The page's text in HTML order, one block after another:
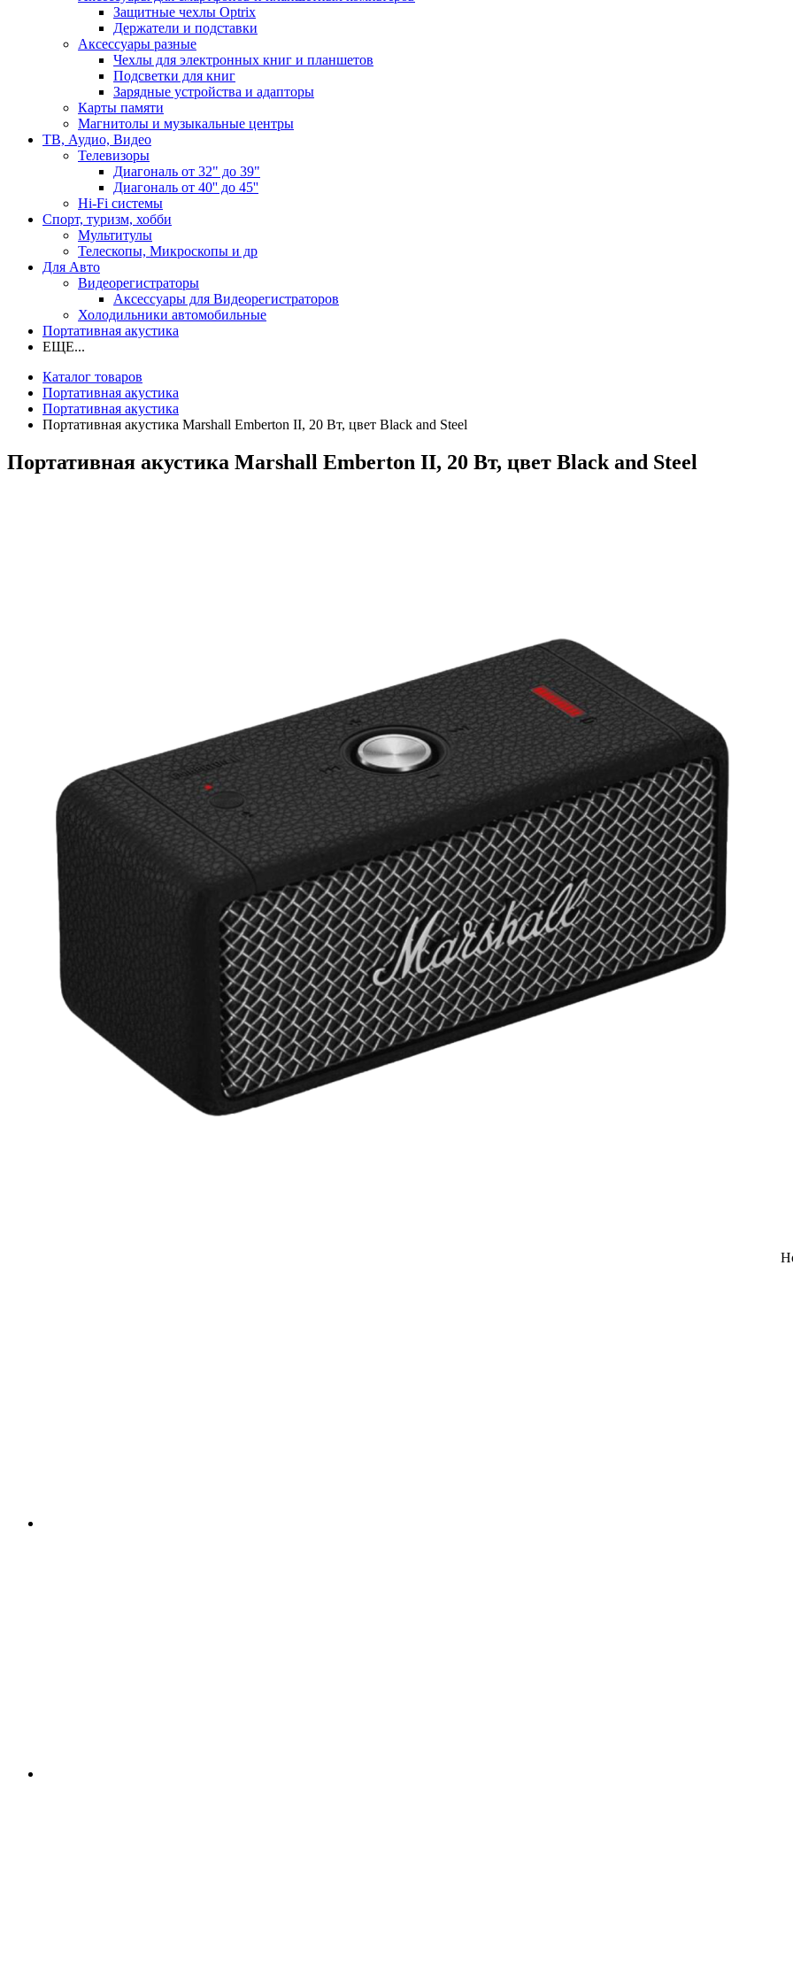
Защитные чехлы Optrix
Держатели и подставки
Аксессуары разные
Чехлы для электронных книг и планшетов
Подсветки для книг
Зарядные устройства и адапторы
Карты памяти
Магнитолы и музыкальные центры
ТВ, Аудио, Видео
Телевизоры
Диагональ от 32" до 39"
Диагональ от 40'' до 45''
Hi-Fi системы
Спорт, туризм, хобби
Мультитулы
Телескопы, Микроскопы и др
Для Авто
Видеорегистраторы
Аксессуары для Видеорегистраторов
Холодильники автомобильные
Портативная акустика
ЕЩЕ...
Каталог товаров
Портативная акустика
Портативная акустика
Портативная акустика Marshall Emberton II, 20 Вт, цвет Black and Steel
Портативная акустика Marshall Emberton II, 20 Вт, цвет Black and Steel